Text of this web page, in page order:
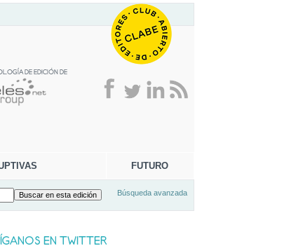
FUTURO
Búsqueda avanzada